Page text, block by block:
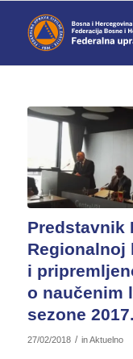
Predstavnik
Regionalnoj
i
o naučenim
sezone
27/02/2018 / inAktuelno